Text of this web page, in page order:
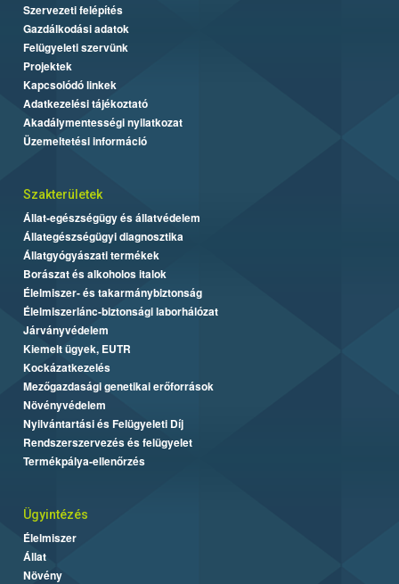
Szervezeti felépítés
Gazdálkodási adatok
Felügyeleti szervünk
Projektek
Kapcsolódó linkek
Adatkezelési tájékoztató
Akadálymentességi nyilatkozat
Üzemeltetési információ
Szakterületek
Állat-egészségügy és állatvédelem
Állategészségügyi diagnosztika
Állatgyógyászati termékek
Borászat és alkoholos italok
Élelmiszer- és takarmánybiztonság
Élelmiszerlánc-biztonsági laborhálózat
Járványvédelem
Kiemelt ügyek, EUTR
Kockázatkezelés
Mezőgazdasági genetikai erőforrások
Növényvédelem
Nyilvántartási és Felügyeleti Díj
Rendszerszervezés és felügyelet
Termékpálya-ellenőrzés
Ügyintézés
Élelmiszer
Állat
Növény